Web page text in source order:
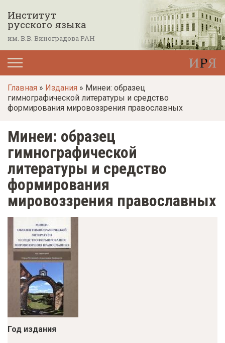
е
т
Институт
русского языка
им. В.В. Виноградова РАН
Главная » Издания » Минеи: образец
гимнографической литературы и средство
формирования мировоззрения православных
Минеи: образец
гимнографической
литературы и средство
формирования
мировоззрения православных
Год издания